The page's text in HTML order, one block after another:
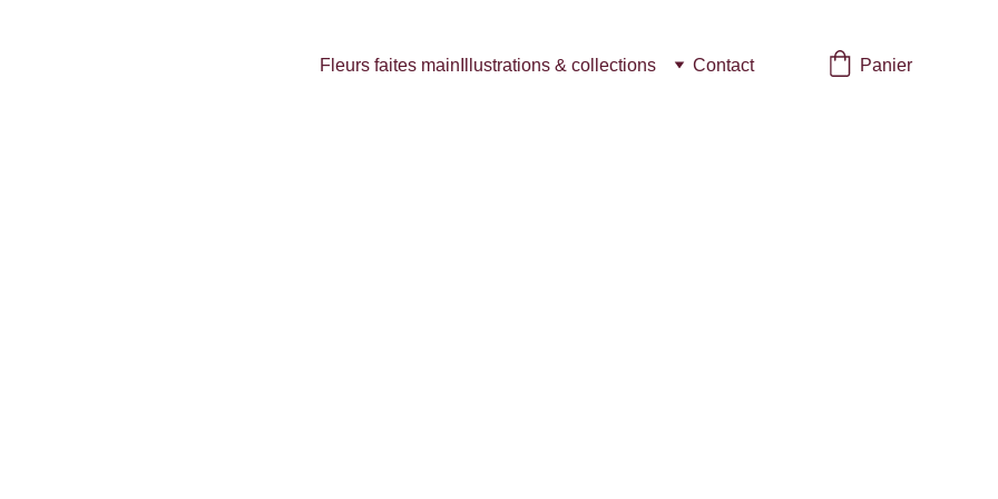
Fleurs faites main Illustrations & collections Contact Panier